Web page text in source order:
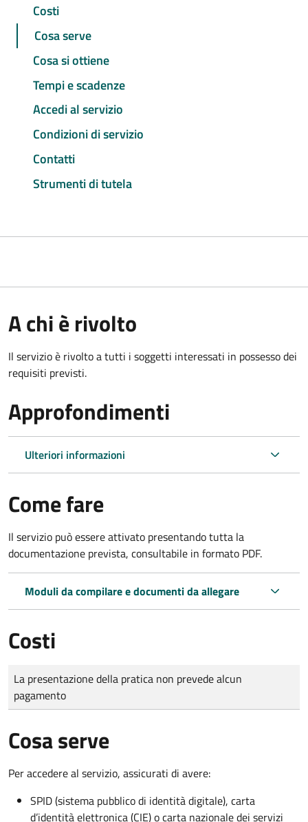
Costi
Cosa serve
Cosa si ottiene
Tempi e scadenze
Accedi al servizio
Condizioni di servizio
Contatti
Strumenti di tutela
A chi è rivolto
Il servizio è rivolto a tutti i soggetti interessati in possesso dei
requisiti previsti.
Approfondimenti
Ulteriori informazioni
Come fare
Il servizio può essere attivato presentando tutta la
documentazione prevista, consultabile in formato PDF.
Moduli da compilare e documenti da allegare
Costi
Tipo di pagamento
Importo
La presentazione della pratica non prevede alcun
pagamento
Cosa serve
Per accedere al servizio, assicurati di avere:
SPID (sistema pubblico di identità digitale), carta
d’identità elettronica (CIE) o carta nazionale dei servizi